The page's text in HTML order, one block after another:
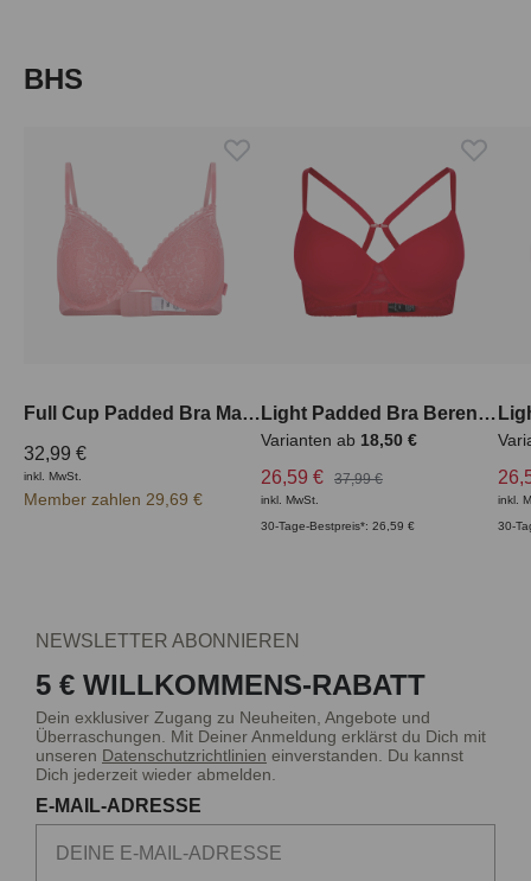
Produktgalerie überspringen
BHS
Full Cup Padded Bra Mathea
32,99 €
inkl. MwSt.
Member zahlen 29,69 €
Light Padded Bra Berenice
Varianten ab 18,50 €
26,59 € 37,99 €
inkl. MwSt.
30-Tage-Bestpreis*: 26,59 €
inkl.
30-
NEWSLETTER ABONNIEREN
5 € WILLKOMMENS-RABATT
Dein exklusiver Zugang zu Neuheiten, Angebote und
Überraschungen. Mit Deiner Anmeldung erklärst du Dich mit
unseren Datenschutzrichtlinien einverstanden. Du kannst
Dich jederzeit wieder abmelden.
E-MAIL-ADRESSE